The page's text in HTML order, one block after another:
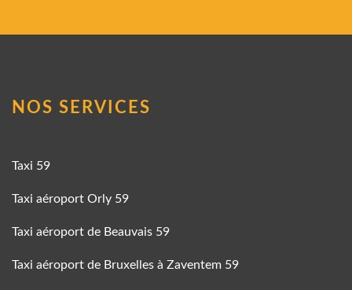
NOS SERVICES
Taxi 59
Taxi aéroport Orly 59
Taxi aéroport de Beauvais 59
Taxi aéroport de Bruxelles à Zaventem 59